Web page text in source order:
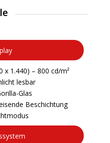
x 1.440) – 800 cd/m²
lesbar
Glas
Beschichtung